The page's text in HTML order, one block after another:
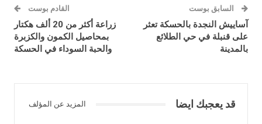
السابق بوست
آساييش النجدة بالحسكة تعثر
على قنبلة في حي الطلائع
بالمدينة
القادم بوست
زراعة أكثر من 20 ألف هكتار
بمحاصيل الكمون والكزبرة
والحبة السوداء في الحسكة
قد يعجبك ايضا المزيد عن المؤلف